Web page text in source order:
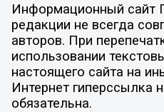
Информационный сайт
редакции не всегда
авторов. При
использовании
настоящего сайта на
Интернет гиперссылка
обязательна.